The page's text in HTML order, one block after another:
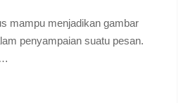
mampu menjadikan gambar
penyampaian suatu pesan.